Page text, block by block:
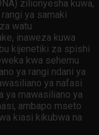
zilionyesha kuwa,
ya samaki
watu
inaweza kuwa
kijenetiki za spishi
kwa sehemu
ya rangi ndani ya
ya nafasi
ya mawasiliano ya
ambapo mseto
kiasi kikubwa na